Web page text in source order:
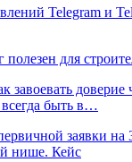
Telegram и
для
завоевать доверие
быть в…
заявки на
нише. Кейс